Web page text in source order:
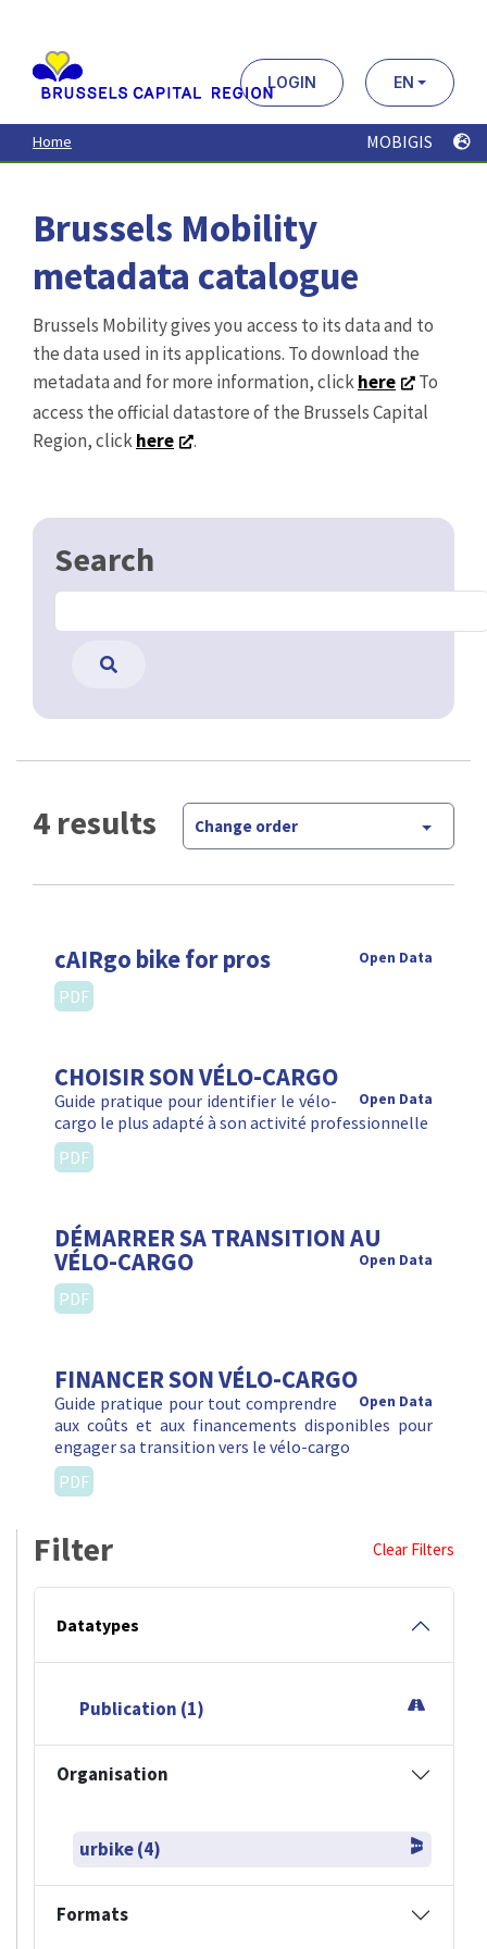
contenu
principal
LOGIN EN
Home MOBIGIS
Brussels Mobility
metadata catalogue
Brussels Mobility gives you access to its data and to
the data used in its applications. To download the
metadata and for more information, clickhere
To
access the official datastore of the Brussels Capital
Region, clickhere .
Search
4 results Change order
cAIRgo bike for pros Open Data
PDF
CHOISIR SON VÉLO-CARGO
Open Data
Guide pratique pour identifier le vélo-
cargo le plus adapté à son activité professionnelle
PDF
DÉMARRER SA TRANSITION AU
VÉLO-CARGO Open Data
PDF
FINANCER SON VÉLO-CARGO
Open Data
Guide pratique pour tout comprendre
aux coûts et aux financements disponibles pour
engager sa transition vers le vélo-cargo
PDF
Filter Clear Filters
Datatypes
Publication (1)
Organisation
urbike (4)
Formats